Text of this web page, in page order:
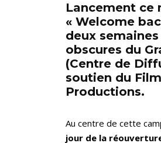
Lancement ce
« Welcome
deux
obscures du
(Centre de
soutien du
Productions.
Au centre de cette
jour de la